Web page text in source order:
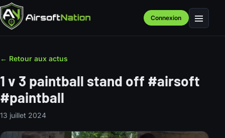
Connexion Menu
← Retour aux actus
1 v 3 paintball stand off #airsoft
#paintball
13 juillet 2024